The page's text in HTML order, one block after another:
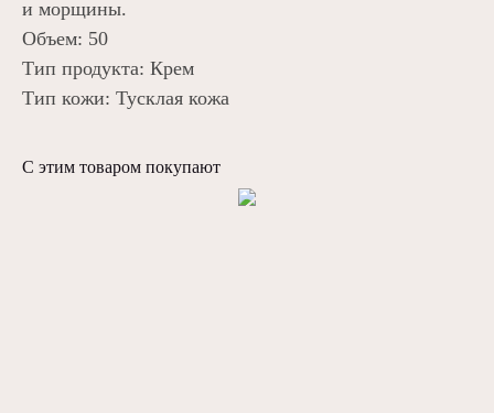
и морщины.
Объем: 50
Тип продукта: Крем
Тип кожи: Тусклая кожа
С этим товаром покупают